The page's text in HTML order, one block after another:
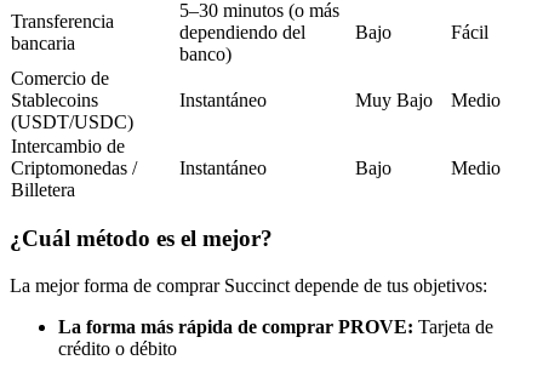
Únete a los mejores traders
Conviértete en un Trader de Copia
Disfruta del reparto de beneficios y comisiones de copy trading
Transferencia
bancaria
5–30 minutos (o más
dependiendo del
banco)
Bajo Fácil
Comercio de
Stablecoins
(USDT/USDC)
Instantáneo Muy Bajo Medio
Intercambio de
Criptomonedas /
Billetera
Instantáneo Bajo Medio
¿Cuál método es el mejor?
La mejor forma de comprar Succinct depende de tus objetivos:
La forma más rápida de comprar PROVE: Tarjeta de
crédito o débito